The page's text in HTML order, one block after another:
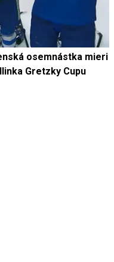
osemnástka mieri
Gretzky Cupu